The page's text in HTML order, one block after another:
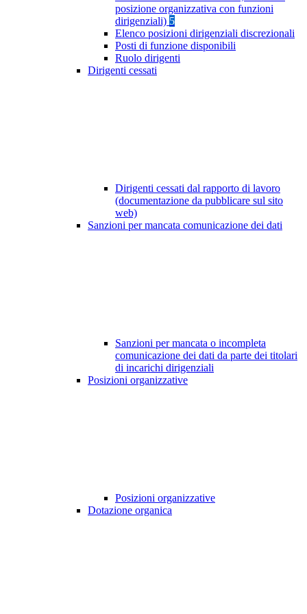
posizione organizzativa con funzioni
dirigenziali) 5
Elenco posizioni dirigenziali discrezionali
Posti di funzione disponibili
Ruolo dirigenti
Dirigenti cessati
Dirigenti cessati dal rapporto di lavoro
(documentazione da pubblicare sul sito
web)
Sanzioni per mancata comunicazione dei dati
Sanzioni per mancata o incompleta
comunicazione dei dati da parte dei titolari
di incarichi dirigenziali
Posizioni organizzative
Posizioni organizzative
Dotazione organica